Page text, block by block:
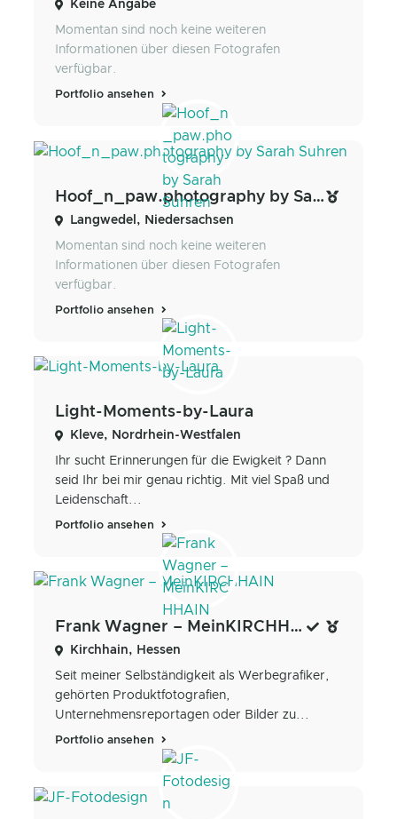
Keine Angabe
Momentan sind noch keine weiteren
Informationen über diesen Fotografen
verfügbar.
Portfolio ansehen
Hoof_n_paw.photography by Sarah Suhren
Langwedel, Niedersachsen
Momentan sind noch keine weiteren
Informationen über diesen Fotografen
verfügbar.
Portfolio ansehen
Light-Moments-by-Laura
Kleve, Nordrhein-Westfalen
Ihr sucht Erinnerungen für die Ewigkeit ? Dann
seid Ihr bei mir genau richtig. Mit viel Spaß und
Leidenschaft...
Portfolio ansehen
Frank Wagner – MeinKIRCHHAIN
Kirchhain, Hessen
Seit meiner Selbständigkeit als Werbegrafiker,
gehörten Produktfotografien,
Unternehmensreportagen oder Bilder zu...
Portfolio ansehen